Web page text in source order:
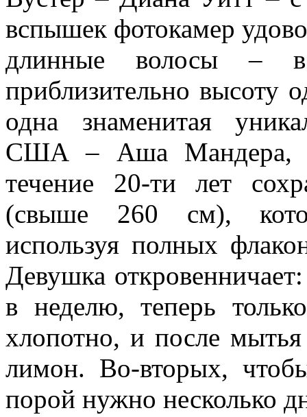
вспышек фотокамер
длинные волосы –
приблизительно высоту
одна знаменитая
США – Аша Мандера,
течение 20-ти лет
(свыше 260 см),
используя полных
Девушка
в неделю, теперь
хлопотно, и после
лимон. Во-вторых,
порой нужно несколько